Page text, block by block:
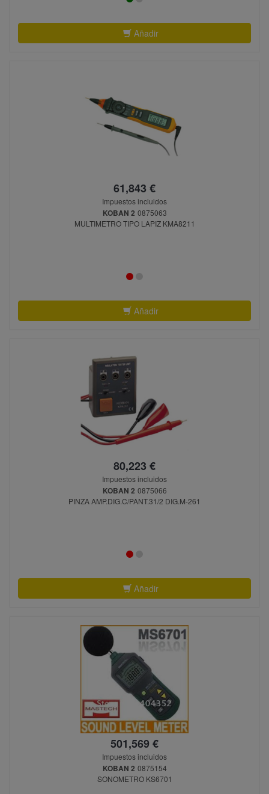
Añadir
61,843 €
Impuestos incluidos
KOBAN 2 0875063
MULTIMETRO TIPO LAPIZ KMA8211
Añadir
80,223 €
Impuestos incluidos
KOBAN 2 0875066
PINZA AMP.DIG.C/PANT.31/2 DIG.M-261
Añadir
501,569 €
Impuestos incluidos
KOBAN 2 0875154
SONOMETRO KS6701